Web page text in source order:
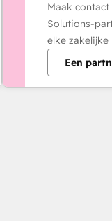
Maak
Solutions-
elke zakelijke
Een